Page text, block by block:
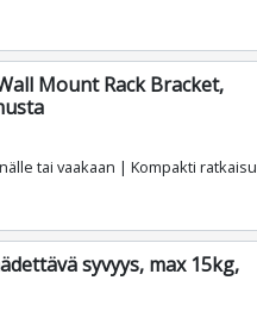
Mount Rack Bracket,
tai vaakaan | Kompakti ratkaisu
syvyys, max 15kg,